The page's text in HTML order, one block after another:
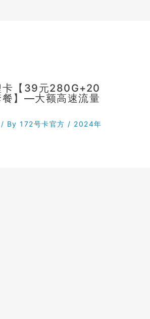
卡【39元280G+20
餐】—大额高速流量
/ By172号卡官方/ 2024年